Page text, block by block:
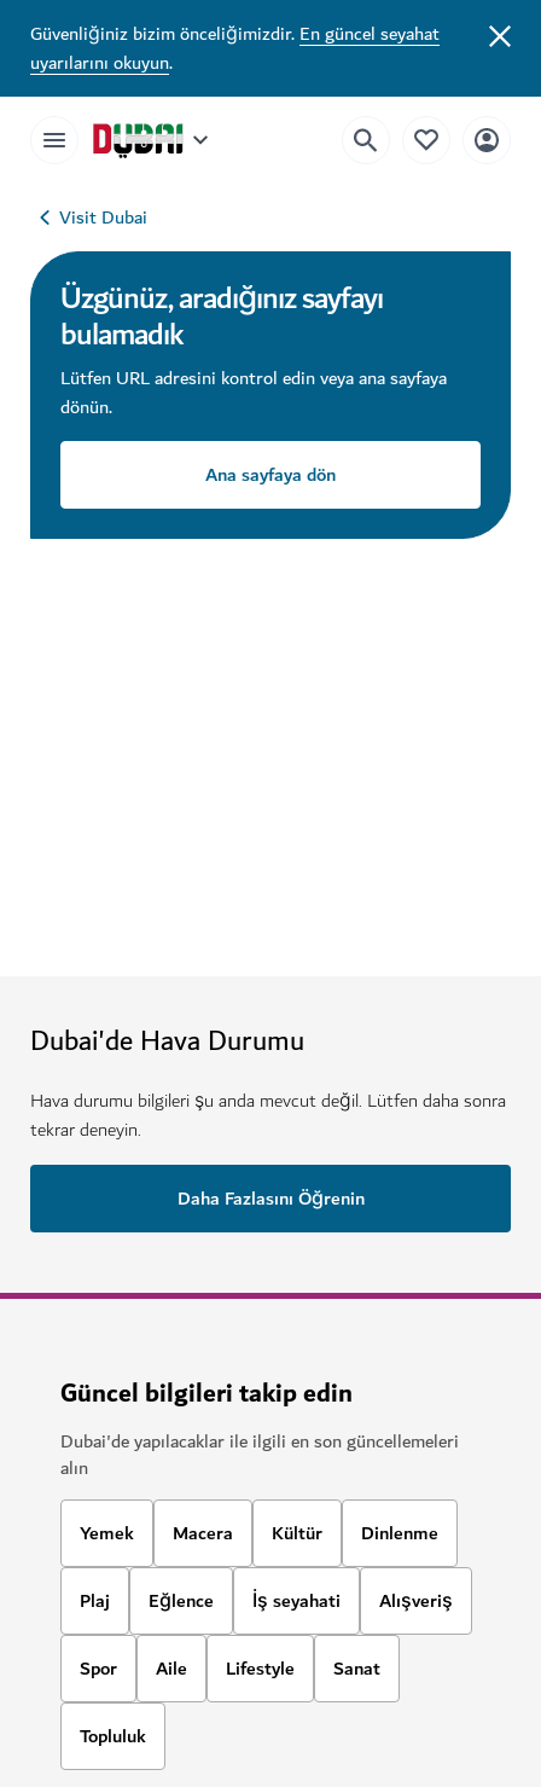
Güvenliğiniz bizim önceliğimizdir.En güncel seyahat
uyarılarını okuyun.
Visit Dubai
Üzgünüz, aradığınız sayfayı
bulamadık
Lütfen URL adresini kontrol edin veya ana sayfaya
dönün.
Ana sayfaya dön
Dubai'de Hava Durumu
Hava durumu bilgileri şu anda mevcut değil. Lütfen daha sonra
tekrar deneyin.
Daha Fazlasını Öğrenin
Güncel bilgileri takip edin
Dubai'de yapılacaklar ile ilgili en son güncellemeleri
alın
Yemek Macera Kültür Dinlenme
Plaj Eğlence İş seyahati Alışveriş
Spor Aile Lifestyle Sanat
Topluluk